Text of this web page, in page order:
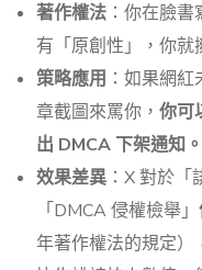
著作權法 ：你在臉
有「原創性」，你就
策略應用 ：如果網
章截圖來罵你， 你可
出 DMCA 下架通知。
效果差異 ：X 對於
「DMCA 侵權檢舉」
年著作權法的規定）